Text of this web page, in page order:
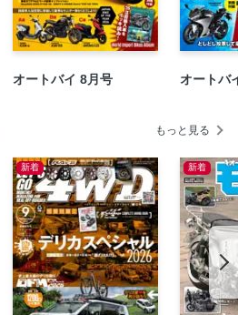
1999年］
：SUZUKI DR-Z4SM/DR-Z4S
：HARLEY-DAVIDSON
12 ほぼ工具なしでできる愛車点検
カーズ セイワ レンタルバイクでブ
Riding Lesson Ladies 受講レポート
オートバイ 8月号 オートバ
もっと見る
新着 新着